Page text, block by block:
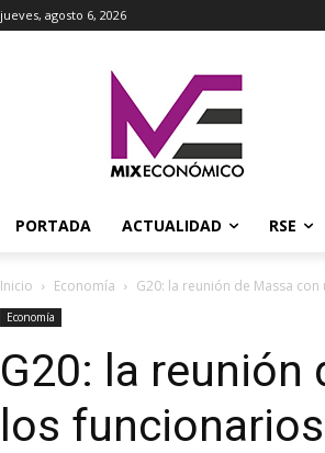
jueves, agosto 6, 2026
PORTADA ACTUALIDAD RSE
Inicio Economía G20: la reunión de Massa
Economía
G20: la reunión
los